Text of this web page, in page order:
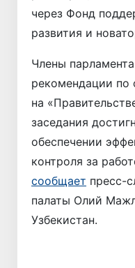
через Фонд
развития и
Члены
рекомендации
на
заседания
обеспечении
контроля за
сообщает пресс-
палаты Олий
Узбекистан.